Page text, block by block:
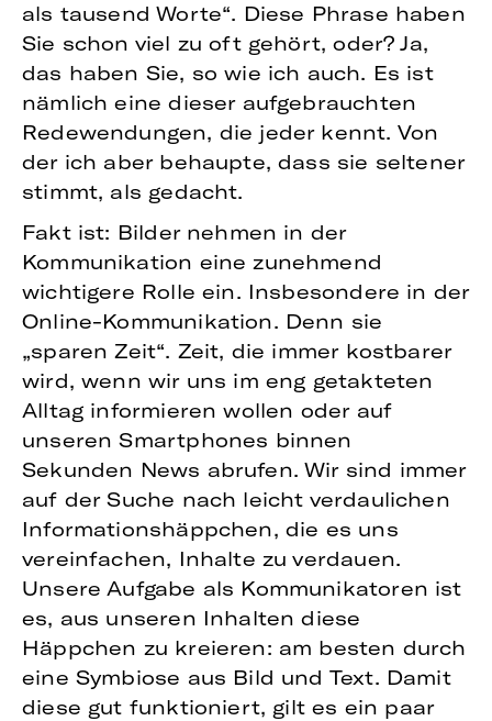
als tausend Worte“. Diese Phrase haben
Sie schon viel zu oft gehört, oder? Ja,
das haben Sie, so wie ich auch. Es ist
nämlich eine dieser aufgebrauchten
Redewendungen, die jeder kennt. Von
der ich aber behaupte, dass sie seltener
stimmt, als gedacht.
Fakt ist: Bilder nehmen in der
Kommunikation eine zunehmend
wichtigere Rolle ein. Insbesondere in der
Online-Kommunikation. Denn sie
„sparen Zeit“. Zeit, die immer kostbarer
wird, wenn wir uns im eng getakteten
Alltag informieren wollen oder auf
unseren Smartphones binnen
Sekunden News abrufen. Wir sind immer
auf der Suche nach leicht verdaulichen
Informationshäppchen, die es uns
vereinfachen, Inhalte zu verdauen.
Unsere Aufgabe als Kommunikatoren ist
es, aus unseren Inhalten diese
Häppchen zu kreieren: am besten durch
eine Symbiose aus Bild und Text. Damit
diese gut funktioniert, gilt es ein paar